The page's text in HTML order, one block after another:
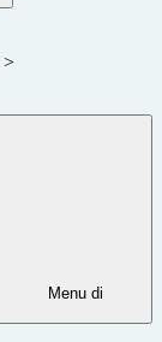
>
Menu di